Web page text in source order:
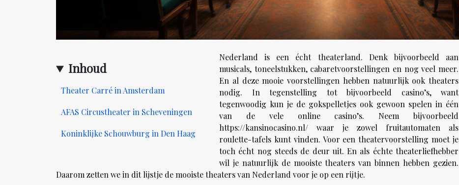
Inhoud
Theater Carré in Amsterdam
AFAS Circustheater in Scheveningen
Koninklijke Schouwburg in Den Haag
Nederland is een écht theaterland. Denk bijvoorbeeld aan
musicals, toneelstukken, cabaretvoorstellingen en nog veel meer.
En al deze mooie voorstellingen hebben natuurlijk ook theaters
nodig. In tegenstelling tot bijvoorbeeld casino’s, want
tegenwoodig kun je de gokspelletjes ook gewoon spelen in één
van de vele online casino’s. Neem bijvoorbeeld
https://kansinocasino.nl/ waar je zowel fruitautomaten als
roulette-tafels kunt vinden. Voor een theatervoorstelling moet je
toch écht nog steeds de deur uit. En als échte theaterliefhebber
wil je natuurlijk de mooiste theaters van binnen hebben gezien.
Daarom zetten we in dit lijstje de mooiste theaters van Nederland voor je op een rijtje.